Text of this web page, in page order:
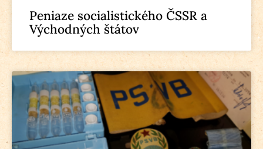
Peniaze socialistického ČSSR a
Východných štátov